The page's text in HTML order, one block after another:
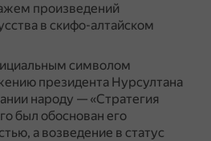
произведений
в скифо-алтайском
символом
президента Нурсултана
народу — «Стратегия
был обоснован его
а возведение в статус